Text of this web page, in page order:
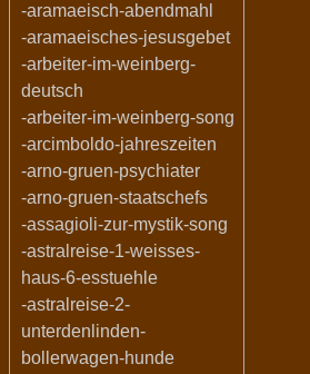
-aramaeisch-abendmahl
-aramaeisches-jesusgebet
-arbeiter-im-weinberg-
deutsch
-arbeiter-im-weinberg-song
-arcimboldo-jahreszeiten
-arno-gruen-psychiater
-arno-gruen-staatschefs
-assagioli-zur-mystik-song
-astralreise-1-weisses-
haus-6-esstuehle
-astralreise-2-
unterdenlinden-
bollerwagen-hunde